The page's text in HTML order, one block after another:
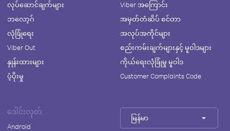
လုပ်ဆောင်ချက်များ
ဘလော့ဂ်
လုံခြုံရေး
Viber Out
နှုန်းထားများ
ပံ့ပိုးမှု
Viber အကြောင်း
အမှတ်တံဆိပ် စင်တာ
အလုပ်အကိုင်များ
စည်းကမ်းချက်များနှင့် မူဝါဒများ
ကိုယ်ရေးလုံခြုံမှု မူဝါဒ
Customer Complaints Code
ဒေါင်းလုတ်
Android
မြန်မာ